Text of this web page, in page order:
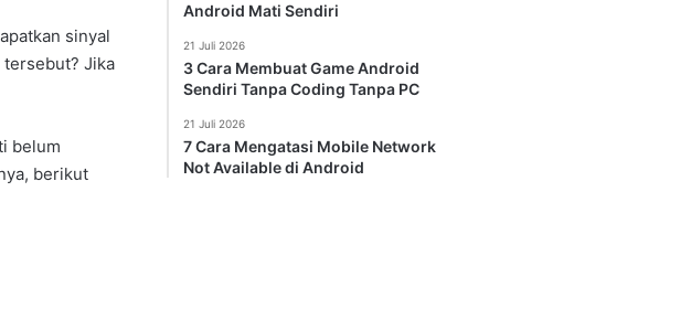
sinyal
Jika
belum
berikut
Android Mati Sendiri
21 Juli 2026
3 Cara Membuat Game Android
Sendiri Tanpa Coding Tanpa PC
21 Juli 2026
7 Cara Mengatasi Mobile Network
Not Available di Android